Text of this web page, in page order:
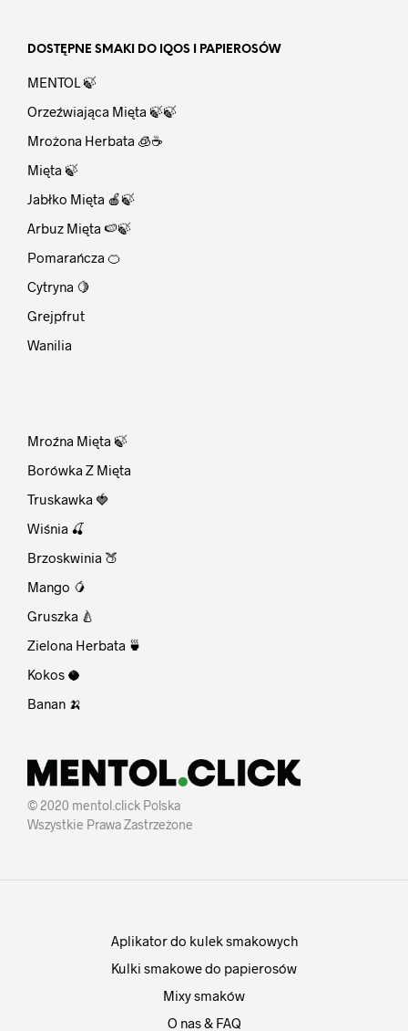
DOSTĘPNE SMAKI DO IQOS I PAPIEROSÓW
MENTOL 🍃
Orzeźwiająca Mięta 🍃🍃
Mrożona Herbata 🧊☕
Mięta 🍃
Jabłko Mięta 🍎🍃
Arbuz Mięta 🍉🍃
Pomarańcza 🍊
Cytryna 🍋
Grejpfrut
Wanilia
Mroźna Mięta 🍃
Borówka Z Mięta
Truskawka 🍓
Wiśnia 🍒
Brzoskwinia 🍑
Mango 🥭
Gruszka 🍐
Zielona Herbata 🍵
Kokos 🥥
Banan 🍌
© 2020 mentol.click Polska
Wszystkie Prawa Zastrzeżone
Aplikator do kulek smakowych
Kulki smakowe do papierosów
Mixy smaków
O nas & FAQ